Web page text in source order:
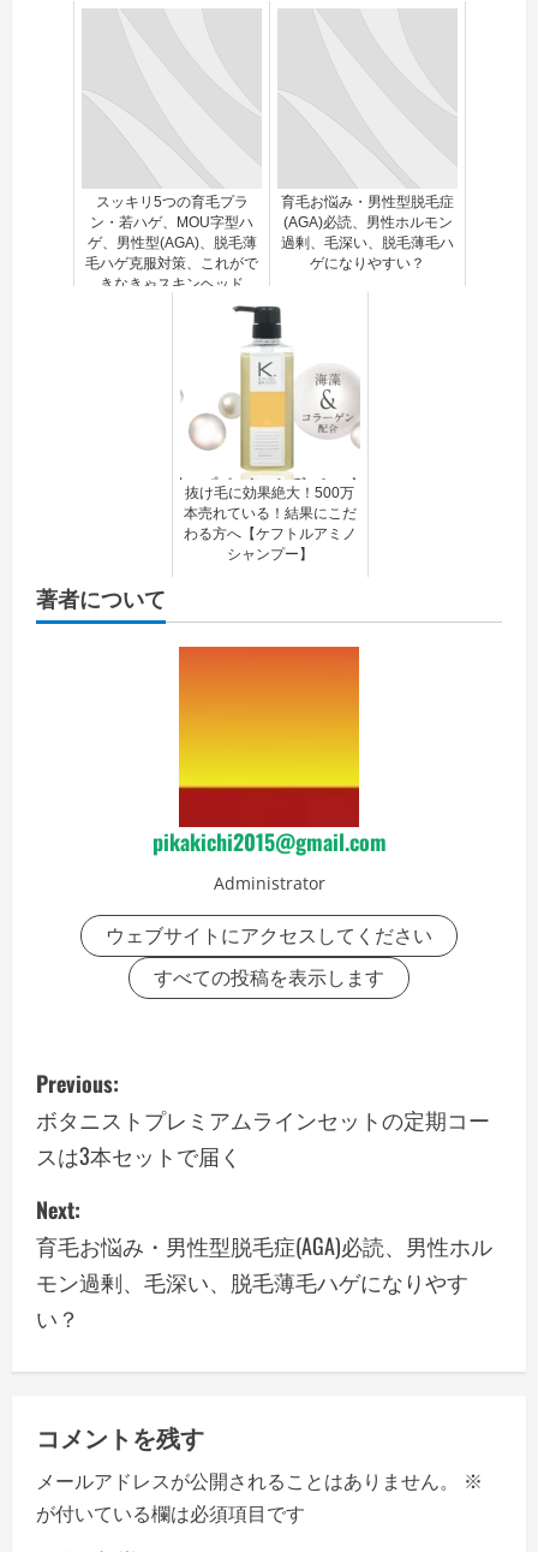
スッキリ5つの育毛プラ
ン・若ハゲ、MOU字型ハ
ゲ、男性型(AGA)、脱毛薄
毛ハゲ克服対策、これがで
きなきゃスキンヘッド
育毛お悩み・男性型脱毛症
(AGA)必読、男性ホルモン
過剰、毛深い、脱毛薄毛ハ
ゲになりやすい？
抜け毛に効果絶大！500万
本売れている！結果にこだ
わる方へ【ケフトルアミノ
シャンプー】
著者について
pikakichi2015@gmail.com
Administrator
ウェブサイトにアクセスしてください
すべての投稿を表示します
P
o
s
t
n
a
v
i
g
a
Previous:
ボタニストプレミアムラインセットの定期コー
スは3本セットで届く
Next:
育毛お悩み・男性型脱毛症(AGA)必読、男性ホル
モン過剰、毛深い、脱毛薄毛ハゲになりやす
い？
コメントを残す
メールアドレスが公開されることはありません。
※
が付いている欄は必須項目です